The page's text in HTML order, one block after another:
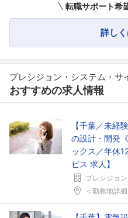
フォロ
転職サポート希
詳し
プレシジョン・システム・サ
おすすめの求人情報
【千葉／未経
の設計・開発
ックス／年休
ビス 求人】
プレシジョ
＜勤務地詳細